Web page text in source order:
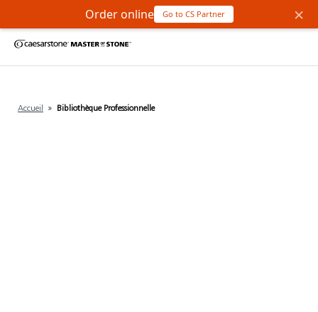
Accueil » Bibliothèque Professionnelle
Order online Go to CS Partner ×